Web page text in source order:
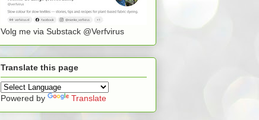
Volg me via Substack @Verfvirus
Translate this page
Powered by Translate